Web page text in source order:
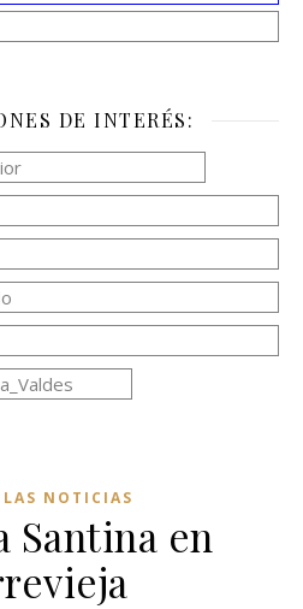
DE INTERÉS:
LAS NOTICIAS
Santina en